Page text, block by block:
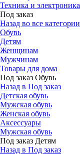
Техника и электроника
Под заказ
Назад во все категории
Обувь
Детям
Женщинам
Мужчинам
Товары для дома
Под заказ Обувь
Назад в Под заказ
Детская обувь
Мужская обувь
Женская обувь
Аксессуары
Мужская обувь
Под заказ Детям
Назад в Под заказ